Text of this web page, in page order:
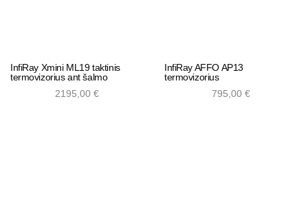
InfiRay Xmini ML19 taktinis
termovizorius ant šalmo
2195,00 €
InfiRay AFFO AP13
termovizorius
795,00 €